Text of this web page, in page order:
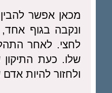
מכאן אפשר
ונקבה בגוף
לחצי. לאחר
שלו. כעת
ולחזור להיות